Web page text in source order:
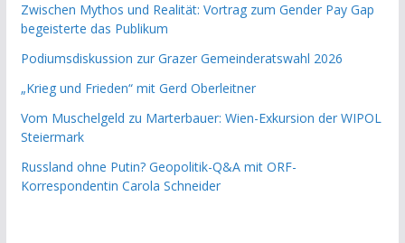
Zwischen Mythos und Realität: Vortrag zum Gender Pay Gap
begeisterte das Publikum
Podiumsdiskussion zur Grazer Gemeinderatswahl 2026
„Krieg und Frieden“ mit Gerd Oberleitner
Vom Muschelgeld zu Marterbauer: Wien-Exkursion der WIPOL
Steiermark
Russland ohne Putin? Geopolitik-Q&A mit ORF-
Korrespondentin Carola Schneider